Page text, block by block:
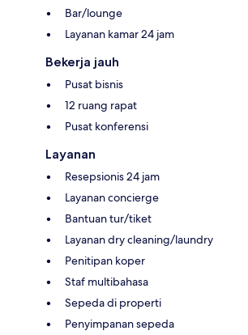
Bar/lounge
Layanan kamar 24 jam
Bekerja jauh
Pusat bisnis
12 ruang rapat
Pusat konferensi
Layanan
Resepsionis 24 jam
Layanan concierge
Bantuan tur/tiket
Layanan dry cleaning/laundry
Penitipan koper
Staf multibahasa
Sepeda di properti
Penyimpanan sepeda